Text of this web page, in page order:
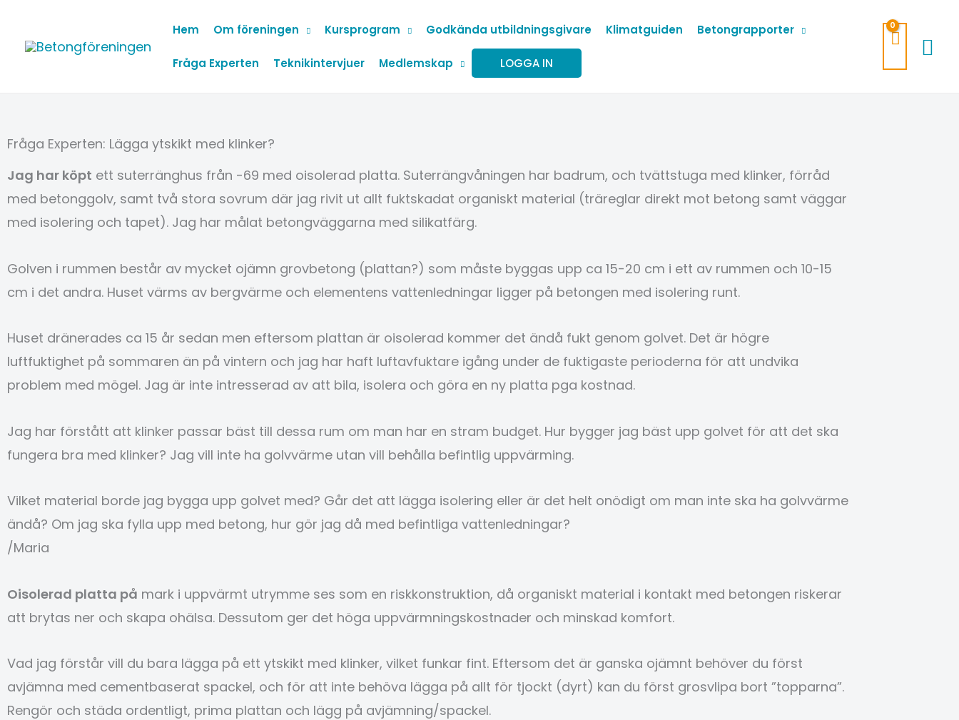
innehåll
Hem Om föreningen Kursprogram Godkända utbildningsgivare Klimatguiden Betongrapporter
Fråga Experten Teknikintervjuer Medlemskap LOGGA IN
Sök
Fråga Experten: Lägga ytskikt med klinker?
Jag har köpt ett suterränghus från -69 med oisolerad platta. Suterrängvåningen har badrum, och tvättstuga med klinker, förråd
med betonggolv, samt två stora sovrum där jag rivit ut allt fuktskadat organiskt material (träreglar direkt mot betong samt väggar
med isolering och tapet). Jag har målat betongväggarna med silikatfärg.
Golven i rummen består av mycket ojämn grovbetong (plattan?) som måste byggas upp ca 15-20 cm i ett av rummen och 10-15
cm i det andra. Huset värms av bergvärme och elementens vattenledningar ligger på betongen med isolering runt.
Huset dränerades ca 15 år sedan men eftersom plattan är oisolerad kommer det ändå fukt genom golvet. Det är högre
luftfuktighet på sommaren än på vintern och jag har haft luftavfuktare igång under de fuktigaste perioderna för att undvika
problem med mögel. Jag är inte intresserad av att bila, isolera och göra en ny platta pga kostnad.
Jag har förstått att klinker passar bäst till dessa rum om man har en stram budget. Hur bygger jag bäst upp golvet för att det ska
fungera bra med klinker? Jag vill inte ha golvvärme utan vill behålla befintlig uppvärming.
Vilket material borde jag bygga upp golvet med? Går det att lägga isolering eller är det helt onödigt om man inte ska ha golvvärme
ändå? Om jag ska fylla upp med betong, hur gör jag då med befintliga vattenledningar?
/Maria
Oisolerad platta på mark i uppvärmt utrymme ses som en riskkonstruktion, då organiskt material i kontakt med betongen riskerar
att brytas ner och skapa ohälsa. Dessutom ger det höga uppvärmningskostnader och minskad komfort.
Vad jag förstår vill du bara lägga på ett ytskikt med klinker, vilket funkar fint. Eftersom det är ganska ojämnt behöver du först
avjämna med cementbaserat spackel, och för att inte behöva lägga på allt för tjockt (dyrt) kan du först grosvlipa bort ”topparna”.
Rengör och städa ordentligt, prima plattan och lägg på avjämning/spackel.